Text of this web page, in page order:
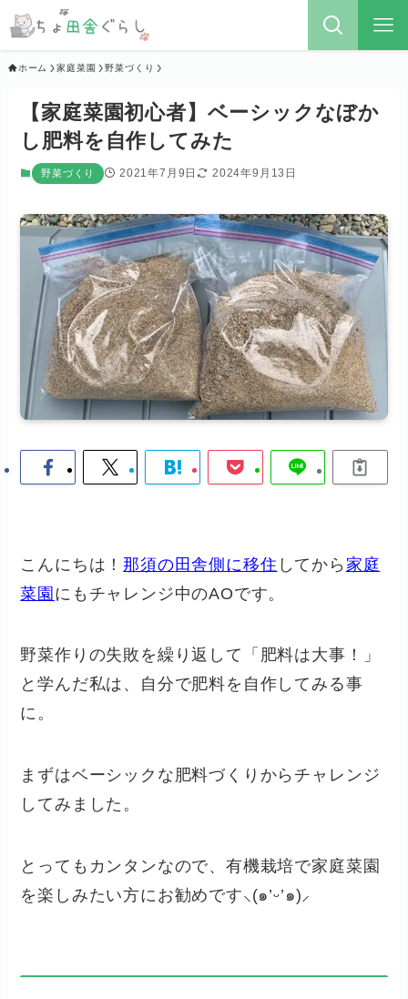
ホーム 家庭菜園 野菜づくり
【家庭菜園初心者】ベーシックなぼか
し肥料を自作してみた
野菜づくり 2021年7月9日 2024年9月13日
こんにちは！那須の田舎側に移住 してから 家庭
菜園 にもチャレンジ中のAOです。
野菜作りの失敗を繰り返して「肥料は大事！」
と学んだ私は、自分で肥料を自作してみる事
に。
まずはベーシックな肥料づくりからチャレンジ
してみました。
とってもカンタンなので、有機栽培で家庭菜園
を楽しみたい方にお勧めです⸜(๑’ᵕ’๑)⸝